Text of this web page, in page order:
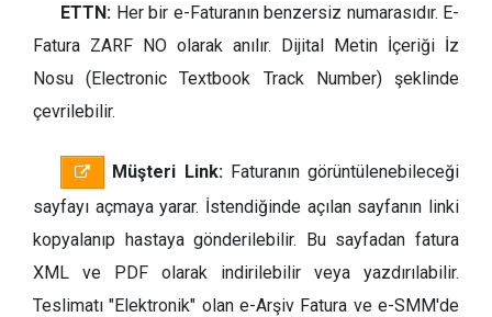
ETTN: Her bir e-Faturanın benzersiz numarasıdır. E-
Fatura ZARF NO olarak anılır. Dijital Metin İçeriği İz
Nosu (Electronic Textbook Track Number) şeklinde
çevrilebilir.
Müşteri Link:Faturanın görüntülenebileceği
sayfayı açmaya yarar. İstendiğinde açılan sayfanın linki
kopyalanıp hastaya gönderilebilir. Bu sayfadan fatura
XML ve PDF olarak indirilebilir veya yazdırılabilir.
Teslimatı "Elektronik" olan e-Arşiv Fatura ve e-SMM'de